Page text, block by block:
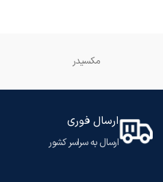
مکسیدر
ارسال فوری
ارسال به سراسر کشور